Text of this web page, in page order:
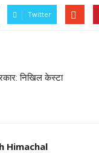
Twitter
निखिल केस्टा
Himachal